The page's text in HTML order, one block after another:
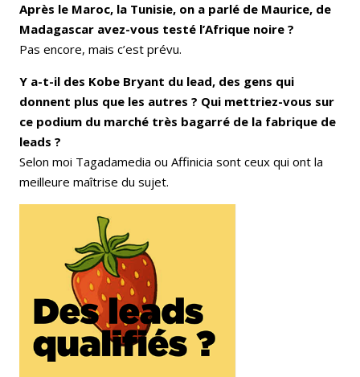
Après le Maroc, la Tunisie, on a parlé de Maurice, de
Madagascar avez-vous testé l’Afrique noire ?
Pas encore, mais c’est prévu.
Y a-t-il des Kobe Bryant du lead, des gens qui
donnent plus que les autres ? Qui mettriez-vous sur
ce podium du marché très bagarré de la fabrique de
leads ?
Selon moi Tagadamedia ou Affinicia sont ceux qui ont la
meilleure maîtrise du sujet.